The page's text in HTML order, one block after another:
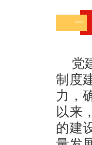
一
党
制度
力，
以来
的建